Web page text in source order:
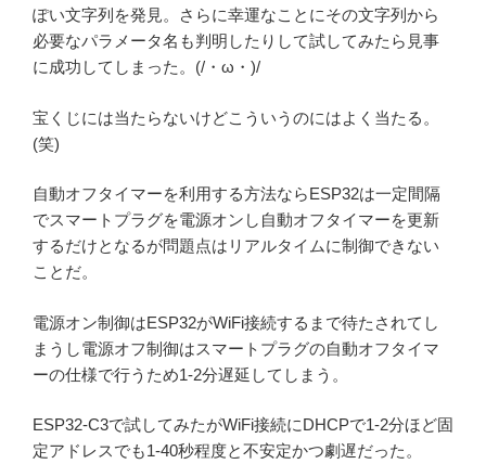
ぽい文字列を発見。さらに幸運なことにその文字列から
必要なパラメータ名も判明したりして試してみたら見事
に成功してしまった。(/・ω・)/
宝くじには当たらないけどこういうのにはよく当たる。
(笑)
自動オフタイマーを利用する方法ならESP32は一定間隔
でスマートプラグを電源オンし自動オフタイマーを更新
するだけとなるが問題点はリアルタイムに制御できない
ことだ。
電源オン制御はESP32がWiFi接続するまで待たされてし
まうし電源オフ制御はスマートプラグの自動オフタイマ
ーの仕様で行うため1-2分遅延してしまう。
ESP32-C3で試してみたがWiFi接続にDHCPで1-2分ほど固
定アドレスでも1-40秒程度と不安定かつ劇遅だった。